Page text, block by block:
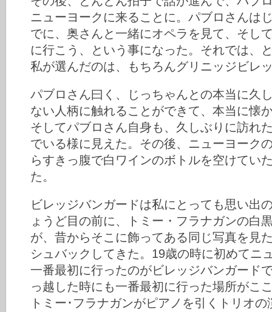
ニューヨークに来ることに。パブロさんは
でに、奥さんと一緒にオペラを見て、そし
に行こう、という事になった。それでは、
私が選んだのは、もちろんグリニッジビレ
パブロさん曰く、じっちゃんとの本当に久
ない人柄に触れることができて、本当に懐
そしてパブロさん自身も、久しぶりに訪れ
でいる様に見えた。その後、ニューヨーク
らすきっ腹で白ワインのボトルを空けてい
た。
ビレッジバンガードは私にとっても思い出
ょうど目の前に、トミー・フラナガンの白
が、昔からそこに飾ってある同じ写真を見
シュバックしてきた。19歳の時に初めてニ
一番最初に行ったのがビレッジバンガード
っ越した時にも一番最初に行った場所がこ
トミー･フラナガンがピアノを引くトリオ